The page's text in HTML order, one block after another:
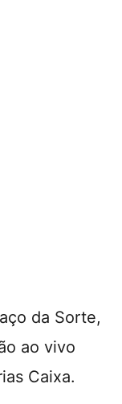
da Sorte,
ao vivo
Caixa.